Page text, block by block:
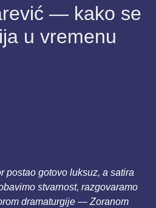
— kako se
u vremenu
postao gotovo luksuz, a satira
stvarnost, razgovaramo
dramaturgije — Zoranom